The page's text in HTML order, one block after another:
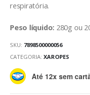
respiratória.
Peso líquido: 280g ou
SKU: 7898500000056
CATEGORIA: XAROPES
Até 12x sem